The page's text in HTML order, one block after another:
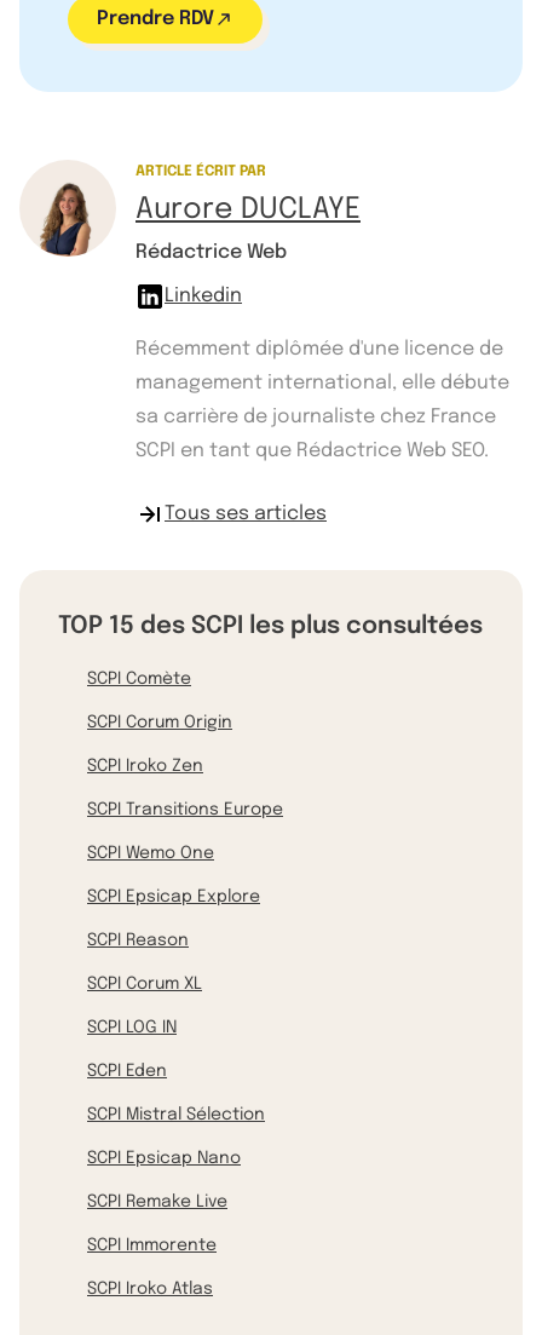
Prendre RDV
ARTICLE ÉCRIT PAR
Aurore DUCLAYE
Rédactrice Web
Linkedin
Récemment diplômée d'une licence de
management international, elle débute
sa carrière de journaliste chez France
SCPI en tant que Rédactrice Web SEO.
Tous ses articles
TOP 15 des SCPI les plus consultées
SCPI Comète
SCPI Corum Origin
SCPI Iroko Zen
SCPI Transitions Europe
SCPI Wemo One
SCPI Epsicap Explore
SCPI Reason
SCPI Corum XL
SCPI LOG IN
SCPI Eden
SCPI Mistral Sélection
SCPI Epsicap Nano
SCPI Remake Live
SCPI Immorente
SCPI Iroko Atlas